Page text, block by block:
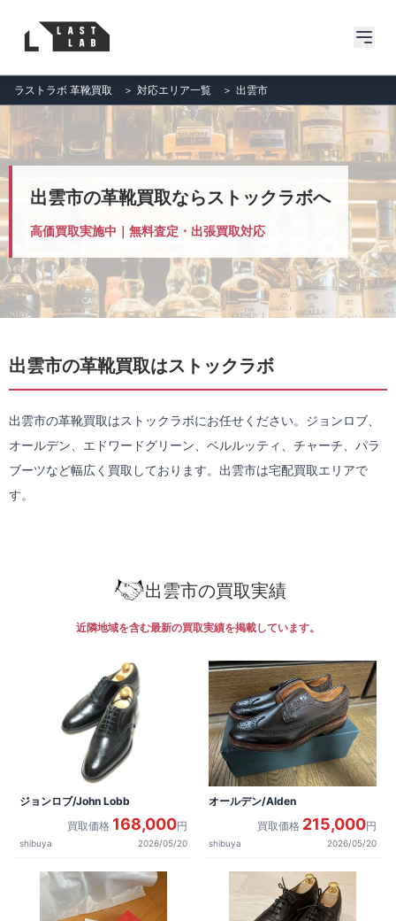
ラストラボ 革靴買取 ＞ 対応エリア一覧 ＞ 出雲市
出雲市の革靴買取ならストックラボへ
高価買取実施中｜無料査定・出張買取対応
出雲市の革靴買取はストックラボ
出雲市の革靴買取はストックラボにお任せください。ジョンロブ、
オールデン、エドワードグリーン、ベルルッティ、チャーチ、パラ
ブーツなど幅広く買取しております。出雲市は宅配買取エリアで
す。
出雲市の買取実績
近隣地域を含む最新の買取実績を掲載しています。
ジョンロブ/John Lobb
買取価格 168,000円
shibuya 2026/05/20
オールデン/Alden
買取価格 215,000円
shibuya 2026/05/20